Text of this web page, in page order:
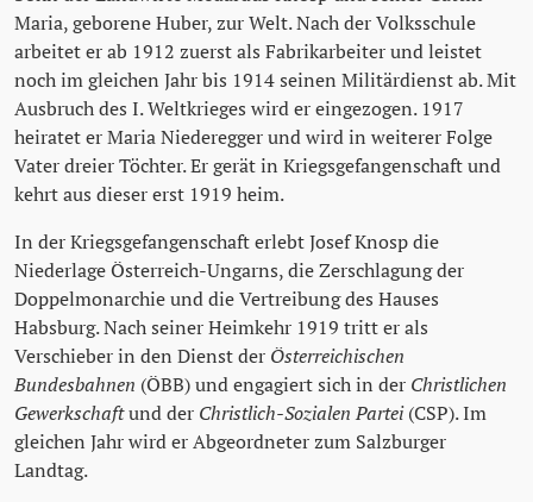
Maria, geborene Huber, zur Welt. Nach der Volksschule
arbeitet er ab 1912 zuerst als Fabrikarbeiter und leistet
noch im gleichen Jahr bis 1914 seinen Militärdienst ab. Mit
Ausbruch des I. Weltkrieges wird er eingezogen. 1917
heiratet er Maria Niederegger und wird in weiterer Folge
Vater dreier Töchter. Er gerät in Kriegsgefangenschaft und
kehrt aus dieser erst 1919 heim.
In der Kriegsgefangenschaft erlebt Josef Knosp die
Niederlage Österreich-Ungarns, die Zerschlagung der
Doppelmonarchie und die Vertreibung des Hauses
Habsburg. Nach seiner Heimkehr 1919 tritt er als
Verschieber in den Dienst der Österreichischen
Bundesbahnen (ÖBB) und engagiert sich in der Christlichen
Gewerkschaftund der Christlich-Sozialen Partei(CSP). Im
gleichen Jahr wird er Abgeordneter zum Salzburger
Landtag.